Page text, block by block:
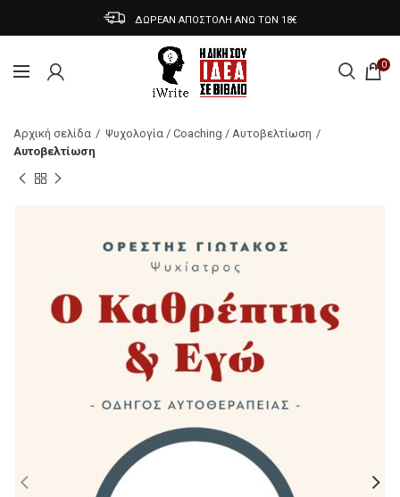
ΔΩΡΕΑΝ ΑΠΟΣΤΟΛΗ ΑΝΩ ΤΩΝ 18€
0
Αρχική σελίδα
Ψυχολογία / Coaching / Αυτοβελτίωση
Αυτοβελτίωση